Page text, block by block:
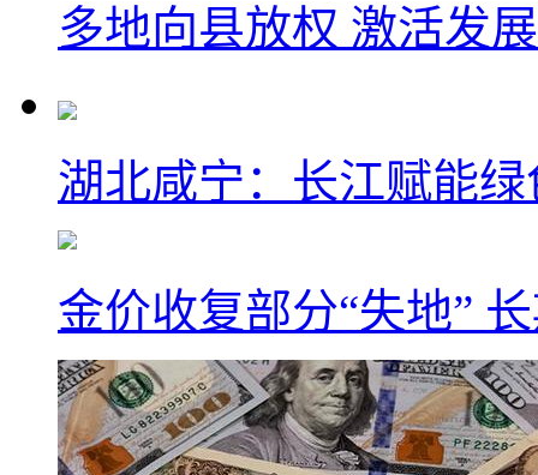
多地向县放权 激活发
湖北咸宁：长江赋能
金价收复部分“失地”